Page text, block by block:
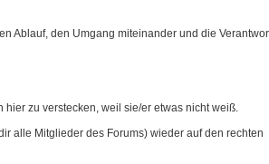
Ablauf, den Umgang miteinander und die
zu verstecken, weil sie/er etwas nicht weiß.
alle Mitglieder des Forums) wieder auf den rechten